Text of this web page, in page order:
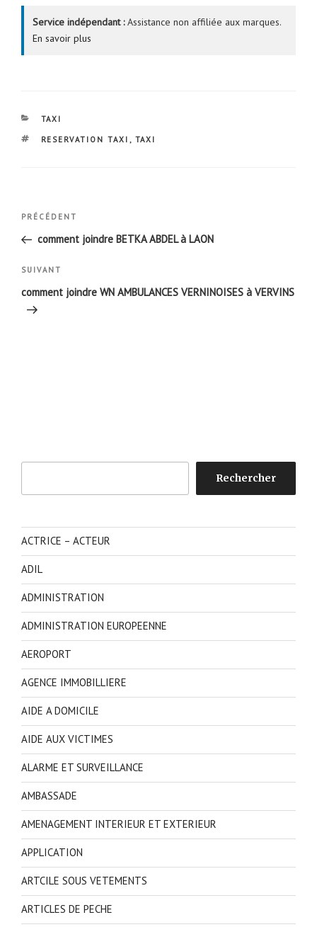
Service indépendant :Assistance non affiliée aux marques.
En savoir plus
CATÉGORIES
TAXI
ÉTIQUETTES
RESERVATION TAXI , TAXI
Navigation
l’article
Article
précédent
PRÉCÉDENT
comment joindre BETKA ABDEL à LAON
Article
suivant
SUIVANT
comment joindre WN AMBULANCES VERNINOISES à VERVINS
Rechercher
ACTRICE – ACTEUR
ADIL
ADMINISTRATION
ADMINISTRATION EUROPEENNE
AEROPORT
AGENCE IMMOBILLIERE
AIDE A DOMICILE
AIDE AUX VICTIMES
ALARME ET SURVEILLANCE
AMBASSADE
AMENAGEMENT INTERIEUR ET EXTERIEUR
APPLICATION
ARTCILE SOUS VETEMENTS
ARTICLES DE PECHE